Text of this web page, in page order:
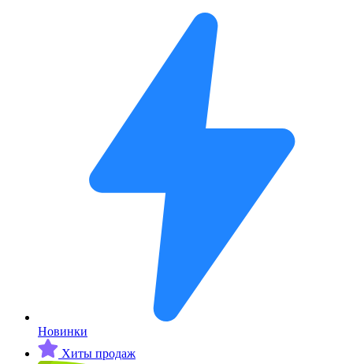
Новинки
Хиты продаж